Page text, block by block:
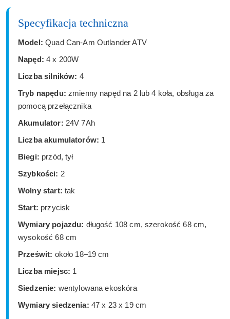
Specyfikacja techniczna
Model: Quad Can-Am Outlander ATV
Napęd: 4 x 200W
Liczba silników: 4
Tryb napędu: zmienny napęd na 2 lub 4 koła, obsługa za
pomocą przełącznika
Akumulator: 24V 7Ah
Liczba akumulatorów: 1
Biegi: przód, tył
Szybkości: 2
Wolny start: tak
Start: przycisk
Wymiary pojazdu: długość 108 cm, szerokość 68 cm,
wysokość 68 cm
Prześwit: około 18–19 cm
Liczba miejsc: 1
Siedzenie: wentylowana ekoskóra
Wymiary siedzenia: 47 x 23 x 19 cm